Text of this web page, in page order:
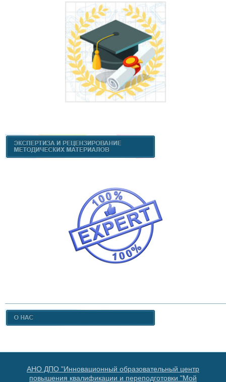
АНО ДПО "Инновационный образовательный центр
повышения квалификации и переподготовки "Мой